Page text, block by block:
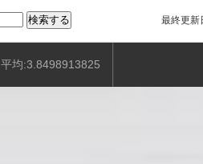
最終更新
平均:3.8498913825